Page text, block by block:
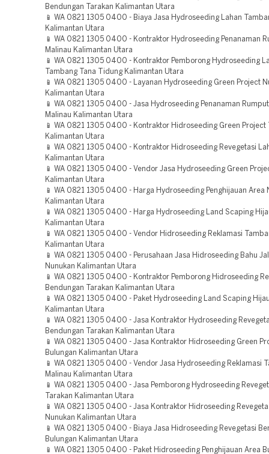
Bendungan Tarakan Kalimantan Utara
📱 WA 0821 1305 0400 - Biaya Jasa Hydroseeding Lahan
Kalimantan Utara
📱 WA 0821 1305 0400 - Kontraktor Hydroseeding Penanaman
Malinau Kalimantan Utara
📱 WA 0821 1305 0400 - Kontraktor Pemborong Hydroseeding
Tambang Tana Tidung Kalimantan Utara
📱 WA 0821 1305 0400 - Layanan Hydroseeding Green Project
Kalimantan Utara
📱 WA 0821 1305 0400 - Jasa Hydroseeding Penanaman
Malinau Kalimantan Utara
📱 WA 0821 1305 0400 - Kontraktor Hidroseeding Green Project
Kalimantan Utara
📱 WA 0821 1305 0400 - Kontraktor Hidroseeding Revegetasi
Kalimantan Utara
📱 WA 0821 1305 0400 - Vendor Jasa Hydroseeding Green
Kalimantan Utara
📱 WA 0821 1305 0400 - Harga Hydroseeding Penghijauan Area
Kalimantan Utara
📱 WA 0821 1305 0400 - Harga Hydroseeding Land Scaping
Kalimantan Utara
📱 WA 0821 1305 0400 - Vendor Hidroseeding Reklamasi
Kalimantan Utara
📱 WA 0821 1305 0400 - Perusahaan Jasa Hidroseeding Bahu
Nunukan Kalimantan Utara
📱 WA 0821 1305 0400 - Kontraktor Pemborong Hidroseeding
Bendungan Tarakan Kalimantan Utara
📱 WA 0821 1305 0400 - Paket Hydroseeding Land Scaping
Kalimantan Utara
📱 WA 0821 1305 0400 - Jasa Kontraktor Hydroseeding
Bendungan Tarakan Kalimantan Utara
📱 WA 0821 1305 0400 - Jasa Kontraktor Hidroseeding Green
Bulungan Kalimantan Utara
📱 WA 0821 1305 0400 - Vendor Jasa Hydroseeding Reklamasi
Malinau Kalimantan Utara
📱 WA 0821 1305 0400 - Jasa Pemborong Hydroseeding
Tarakan Kalimantan Utara
📱 WA 0821 1305 0400 - Jasa Kontraktor Hidroseeding
Nunukan Kalimantan Utara
📱 WA 0821 1305 0400 - Biaya Jasa Hidroseeding Revegetasi
Bulungan Kalimantan Utara
📱 WA 0821 1305 0400 - Paket Hidroseeding Penghijauan Area